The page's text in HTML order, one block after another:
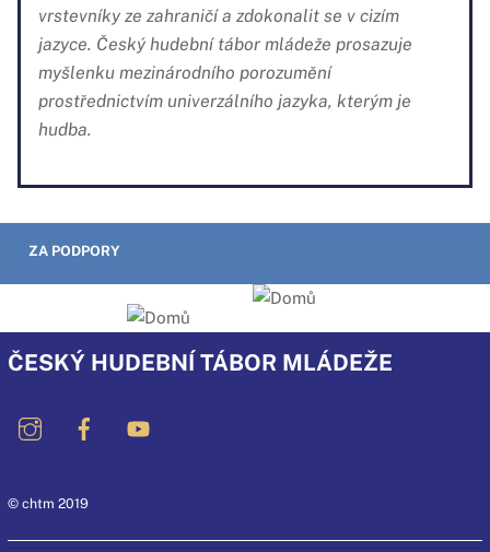
vrstevníky ze zahraničí a zdokonalit se v cizím
jazyce. Český hudební tábor mládeže prosazuje
myšlenku mezinárodního porozumění
prostřednictvím univerzálního jazyka, kterým je
hudba.
ZA PODPORY
ČESKÝ HUDEBNÍ TÁBOR MLÁDEŽE
© chtm 2019